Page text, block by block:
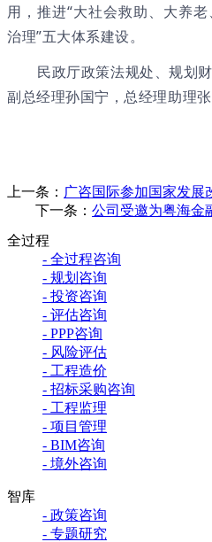
用，推进“大社会救助、大养
治理”五大体系建设。
民政厅政策法规处、规划
副总经理孙国宁，总经理助理张
上一条： 广咨国际参加国家发展
下一条： 公司受邀为粤海金
全过程
- 全过程咨询
- 规划咨询
- 投资咨询
- 评估咨询
- PPP咨询
- 风险评估
- 工程造价
- 招标采购咨询
- 工程监理
- 项目管理
- BIM咨询
- 境外咨询
智库
- 政策咨询
- 专题研究